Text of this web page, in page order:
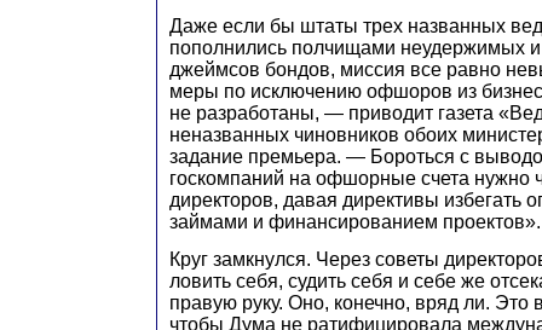
Даже если бы штаты трех названных
пополнились полчищами неудержимых
джеймсов бондов, миссия все равно
меры по исключению офшоров из
не разработаны, — приводит газета
неназванных чиновников обоих
задание премьера. — Бороться с
госкомпаний на офшорные счета нужно
директоров, давая директивы избегать
займами и финансированием проектов».
Круг замкнулся. Через советы
ловить себя, судить себя и себе же
правую руку. Оно, конечно, вряд ли. Это
чтобы Дума не ратифицировала